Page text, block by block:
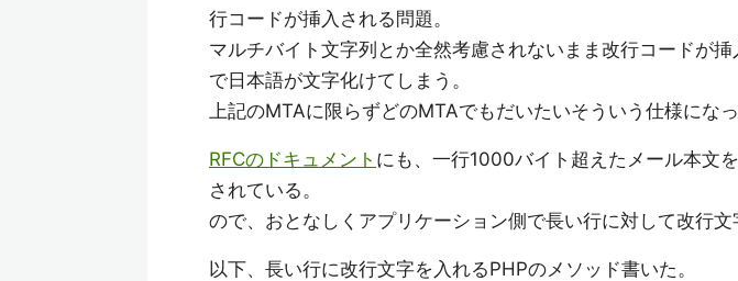
行コードが挿入される問題。
マルチバイト文字列とか全然考慮されないまま改行コードが
で日本語が文字化けてしまう。
上記のMTAに限らずどのMTAでもだいたいそういう仕様になっ
RFCのドキュメント にも、一行1000バイト超えたメール本文
されている。
ので、おとなしくアプリケーション側で長い行に対して改行文
以下、長い行に改行文字を入れるPHPのメソッド書いた。